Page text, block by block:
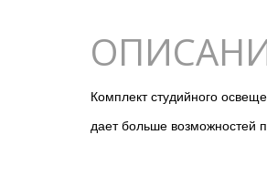
Комплект студийного
дает больше возможностей